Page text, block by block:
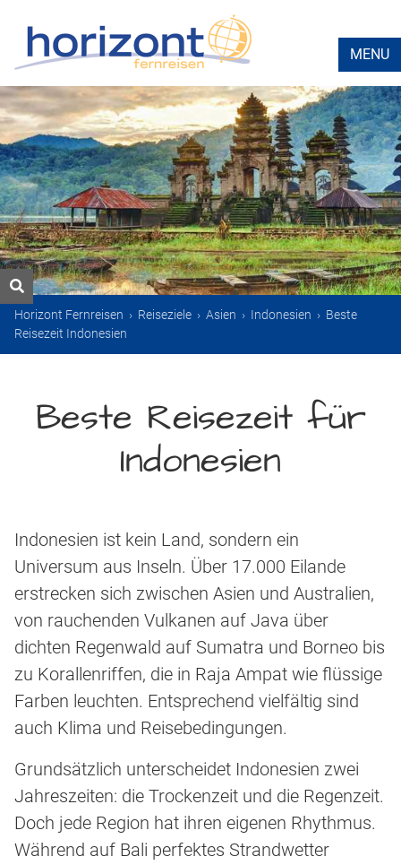
MENU
Horizont Fernreisen › Reiseziele › Asien › Indonesien › Beste
Reisezeit Indonesien
Beste Reisezeit für
Indonesien
Indonesien ist kein Land, sondern ein
Universum aus Inseln. Über 17.000 Eilande
erstrecken sich zwischen Asien und Australien,
von rauchenden Vulkanen auf Java über
dichten Regenwald auf Sumatra und Borneo bis
zu Korallenriffen, die in Raja Ampat wie flüssige
Farben leuchten. Entsprechend vielfältig sind
auch Klima und Reisebedingungen.
Grundsätzlich unterscheidet Indonesien zwei
Jahreszeiten: die Trockenzeit und die Regenzeit.
Doch jede Region hat ihren eigenen Rhythmus.
Während auf Bali perfektes Strandwetter